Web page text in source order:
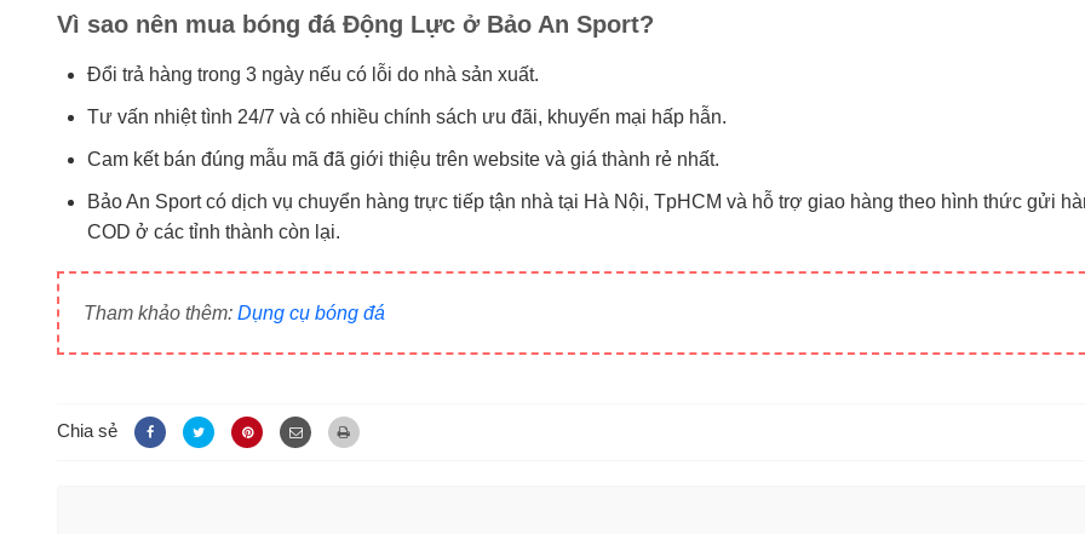
Vì sao nên mua bóng đá Động Lực ở Bảo An Sport?
Đổi trả hàng trong 3 ngày nếu có lỗi do nhà sản xuất.
Tư vấn nhiệt tình 24/7 và có nhiều chính sách ưu đãi, khuyến mại hấp hẫn.
Cam kết bán đúng mẫu mã đã giới thiệu trên website và giá thành rẻ nhất.
Bảo An Sport có dịch vụ chuyển hàng trực tiếp tận nhà tại Hà Nội, TpHCM và hỗ trợ giao hàng theo hình thức gửi
COD ở các tỉnh thành còn lại.
Tham khảo thêm: Dụng cụ bóng đá
Chia sẻ